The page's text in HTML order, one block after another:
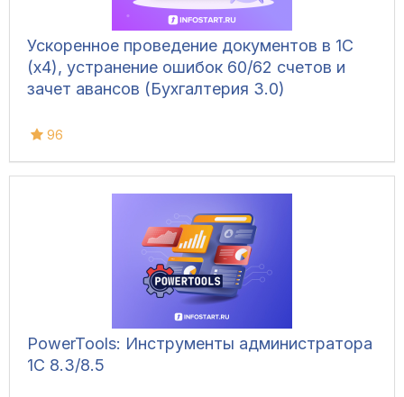
Ускоренное проведение документов в 1С
(x4), устранение ошибок 60/62 счетов и
зачет авансов (Бухгалтерия 3.0)
96
PowerTools: Инструменты администратора
1С 8.3/8.5